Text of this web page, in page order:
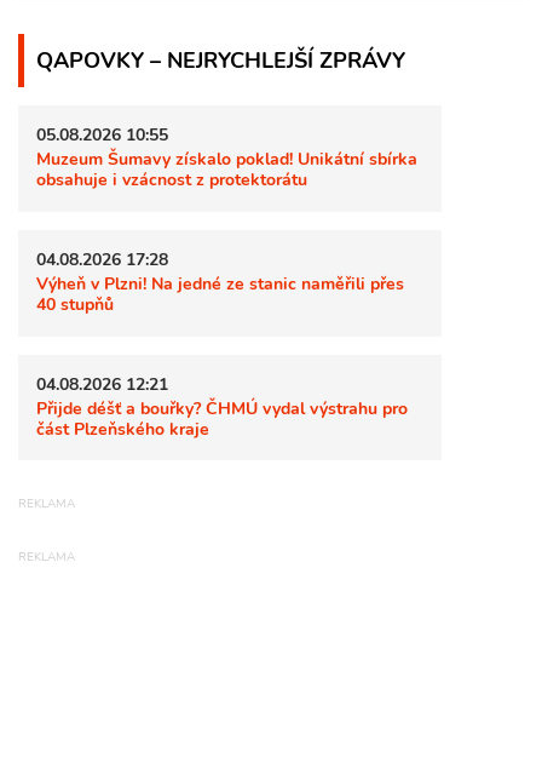
QAPOVKY – NEJRYCHLEJŠÍ ZPRÁVY
05.08.2026 10:55
Muzeum Šumavy získalo poklad! Unikátní sbírka
obsahuje i vzácnost z protektorátu
04.08.2026 17:28
Výheň v Plzni! Na jedné ze stanic naměřili přes
40 stupňů
04.08.2026 12:21
Přijde déšť a bouřky? ČHMÚ vydal výstrahu pro
část Plzeňského kraje